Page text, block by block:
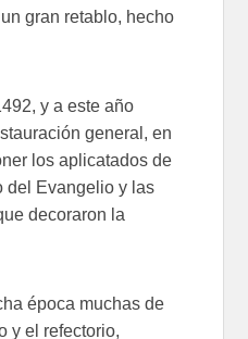
gran retablo, hecho
y a este año
general, en
los aplicatados de
del Evangelio y las
decoraron la
época muchas de
y el refectorio,